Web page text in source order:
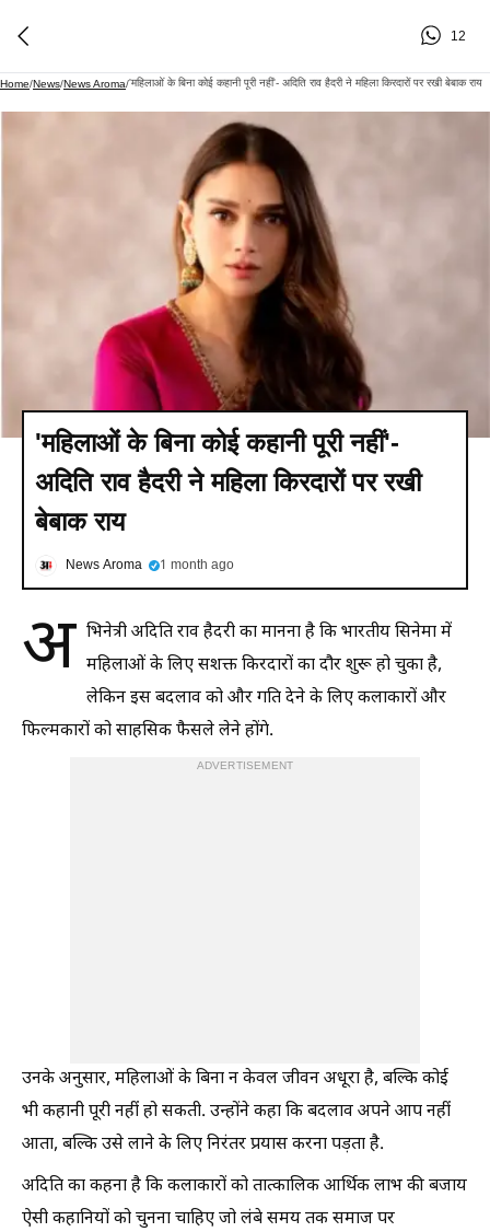
12
Home/News/News Aroma/'महिलाओं के बिना कोई कहानी पूरी नहीं'- अदिति राव हैदरी ने महिला किरदारों पर रखी बेबाक राय
'महिलाओं के बिना कोई कहानी पूरी नहीं'-
अदिति राव हैदरी ने महिला किरदारों पर रखी
बेबाक राय
News Aroma 1 month ago
अ भिनेत्री अदिति राव हैदरी का मानना है कि भारतीय सिनेमा में
महिलाओं के लिए सशक्त किरदारों का दौर शुरू हो चुका है,
लेकिन इस बदलाव को और गति देने के लिए कलाकारों और
फिल्मकारों को साहसिक फैसले लेने होंगे.
ADVERTISEMENT
उनके अनुसार, महिलाओं के बिना न केवल जीवन अधूरा है, बल्कि कोई
भी कहानी पूरी नहीं हो सकती. उन्होंने कहा कि बदलाव अपने आप नहीं
आता, बल्कि उसे लाने के लिए निरंतर प्रयास करना पड़ता है.
अदिति का कहना है कि कलाकारों को तात्कालिक आर्थिक लाभ की बजाय
ऐसी कहानियों को चुनना चाहिए जो लंबे समय तक समाज पर